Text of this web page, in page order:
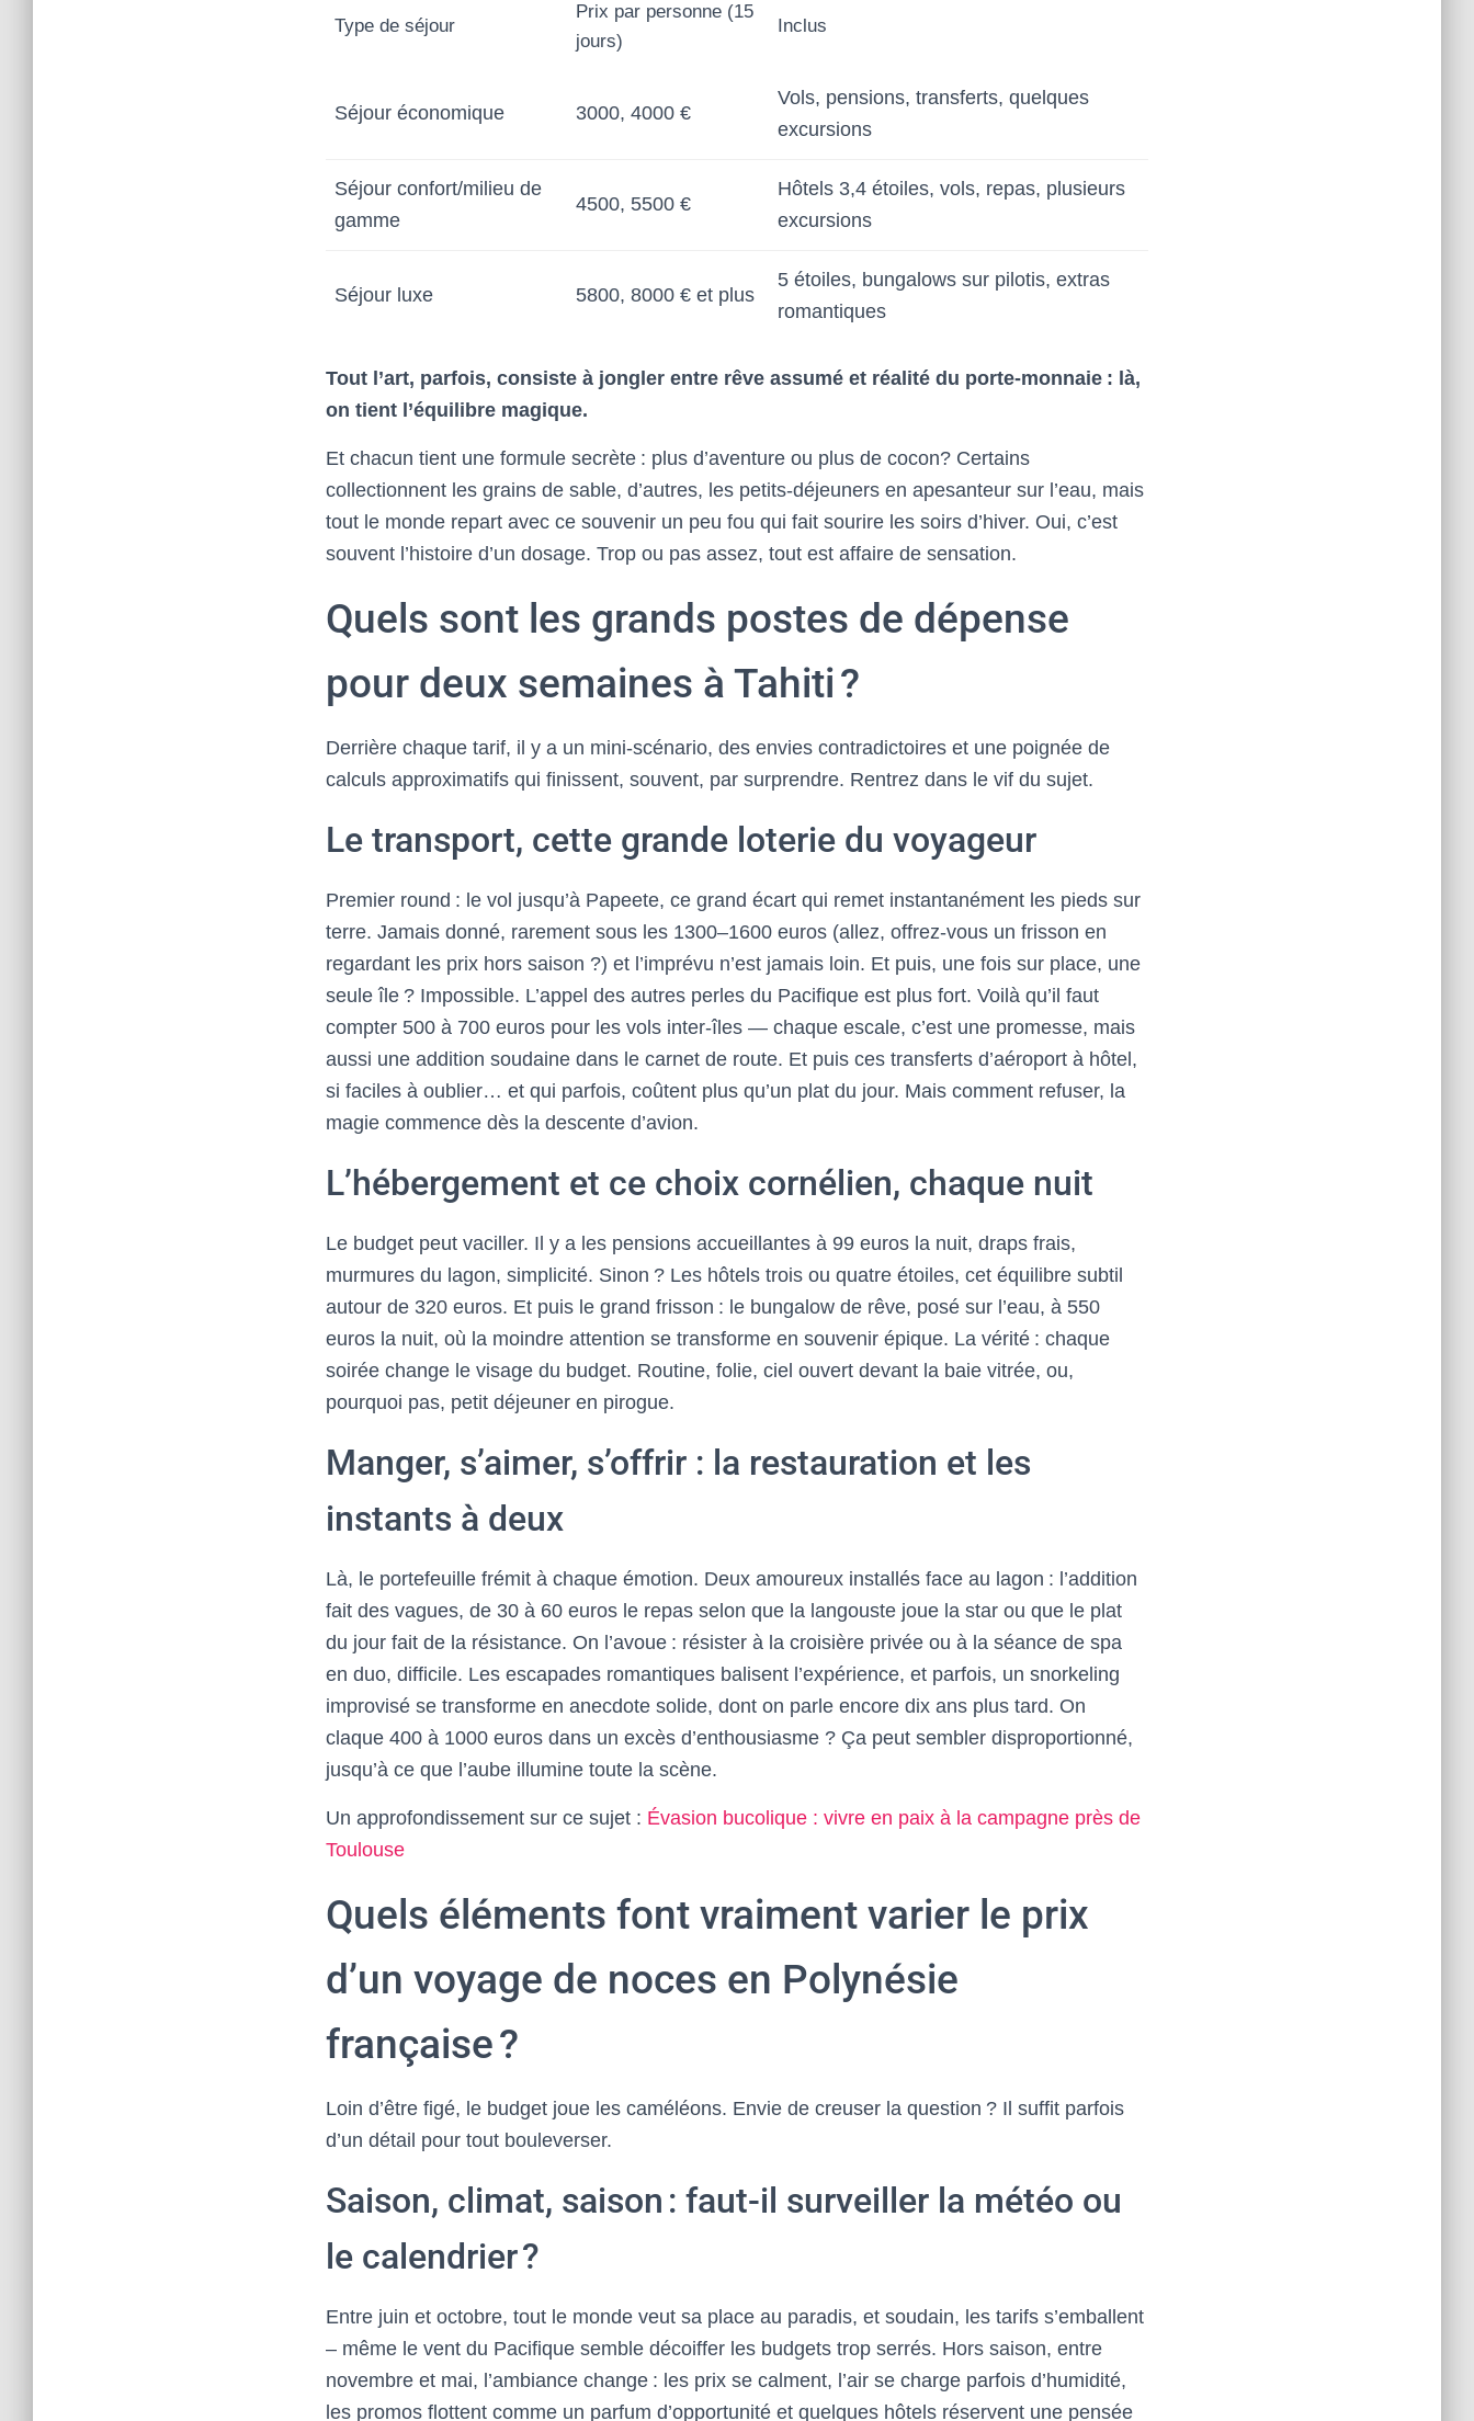
Type de séjour
Prix par personne (15
jours)
Inclus
Séjour économique 3000, 4000 €
Vols, pensions, transferts, quelques
excursions
Séjour confort/milieu de
gamme
4500, 5500 €
Hôtels 3,4 étoiles, vols, repas, plusieurs
excursions
Séjour luxe 5800, 8000 € et plus
5 étoiles, bungalows sur pilotis, extras
romantiques
Tout l’art, parfois, consiste à jongler entre rêve assumé et réalité du porte-monnaie : là,
on tient l’équilibre magique.
Et chacun tient une formule secrète : plus d’aventure ou plus de cocon? Certains
collectionnent les grains de sable, d’autres, les petits-déjeuners en apesanteur sur l’eau, mais
tout le monde repart avec ce souvenir un peu fou qui fait sourire les soirs d’hiver. Oui, c’est
souvent l’histoire d’un dosage. Trop ou pas assez, tout est affaire de sensation.
Quels sont les grands postes de dépense
pour deux semaines à Tahiti ?
Derrière chaque tarif, il y a un mini-scénario, des envies contradictoires et une poignée de
calculs approximatifs qui finissent, souvent, par surprendre. Rentrez dans le vif du sujet.
Le transport, cette grande loterie du voyageur
Premier round : le vol jusqu’à Papeete, ce grand écart qui remet instantanément les pieds sur
terre. Jamais donné, rarement sous les 1300–1600 euros (allez, offrez-vous un frisson en
regardant les prix hors saison ?) et l’imprévu n’est jamais loin. Et puis, une fois sur place, une
seule île ? Impossible. L’appel des autres perles du Pacifique est plus fort. Voilà qu’il faut
compter 500 à 700 euros pour les vols inter-îles — chaque escale, c’est une promesse, mais
aussi une addition soudaine dans le carnet de route. Et puis ces transferts d’aéroport à hôtel,
si faciles à oublier… et qui parfois, coûtent plus qu’un plat du jour. Mais comment refuser, la
magie commence dès la descente d’avion.
L’hébergement et ce choix cornélien, chaque nuit
Le budget peut vaciller. Il y a les pensions accueillantes à 99 euros la nuit, draps frais,
murmures du lagon, simplicité. Sinon ? Les hôtels trois ou quatre étoiles, cet équilibre subtil
autour de 320 euros. Et puis le grand frisson : le bungalow de rêve, posé sur l’eau, à 550
euros la nuit, où la moindre attention se transforme en souvenir épique. La vérité : chaque
soirée change le visage du budget. Routine, folie, ciel ouvert devant la baie vitrée, ou,
pourquoi pas, petit déjeuner en pirogue.
Manger, s’aimer, s’offrir : la restauration et les
instants à deux
Là, le portefeuille frémit à chaque émotion. Deux amoureux installés face au lagon : l’addition
fait des vagues, de 30 à 60 euros le repas selon que la langouste joue la star ou que le plat
du jour fait de la résistance. On l’avoue : résister à la croisière privée ou à la séance de spa
en duo, difficile. Les escapades romantiques balisent l’expérience, et parfois, un snorkeling
improvisé se transforme en anecdote solide, dont on parle encore dix ans plus tard. On
claque 400 à 1000 euros dans un excès d’enthousiasme ? Ça peut sembler disproportionné,
jusqu’à ce que l’aube illumine toute la scène.
Un approfondissement sur ce sujet : Évasion bucolique : vivre en paix à la campagne près de
Toulouse
Quels éléments font vraiment varier le prix
d’un voyage de noces en Polynésie
française ?
Loin d’être figé, le budget joue les caméléons. Envie de creuser la question ? Il suffit parfois
d’un détail pour tout bouleverser.
Saison, climat, saison : faut-il surveiller la météo ou
le calendrier ?
Entre juin et octobre, tout le monde veut sa place au paradis, et soudain, les tarifs s’emballent
– même le vent du Pacifique semble décoiffer les budgets trop serrés. Hors saison, entre
novembre et mai, l’ambiance change : les prix se calment, l’air se charge parfois d’humidité,
les promos flottent comme un parfum d’opportunité et quelques hôtels réservent une pensée